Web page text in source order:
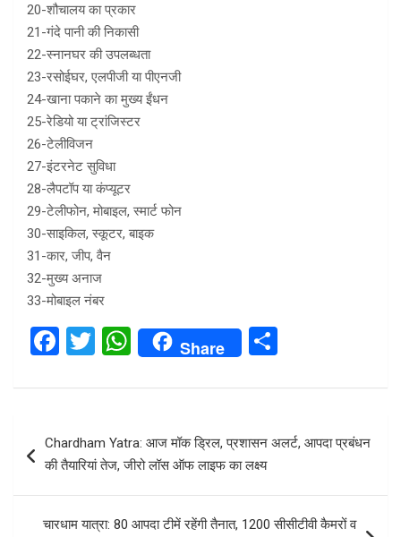
20-शौचालय का प्रकार
21-गंदे पानी की निकासी
22-स्नानघर की उपलब्धता
23-रसोईघर, एलपीजी या पीएनजी
24-खाना पकाने का मुख्य ईंधन
25-रेडियो या ट्रांजिस्टर
26-टेलीविजन
27-इंटरनेट सुविधा
28-लैपटॉप या कंप्यूटर
29-टेलीफोन, मोबाइल, स्मार्ट फोन
30-साइकिल, स्कूटर, बाइक
31-कार, जीप, वैन
32-मुख्य अनाज
33-मोबाइल नंबर
F
ce
o
k
T
tt
W
at
A
p
Share
ar
navigation
Chardham Yatra: आज मॉक ड्रिल, प्रशासन अलर्ट, आपदा प्रबंधन
की तैयारियां तेज, जीरो लॉस ऑफ लाइफ का लक्ष्य
चारधाम यात्रा: 80 आपदा टीमें रहेंगी तैनात, 1200 सीसीटीवी कैमरों व